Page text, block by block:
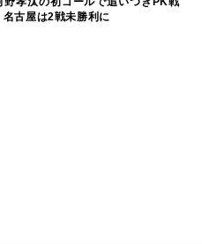
古屋は2戦未勝利に